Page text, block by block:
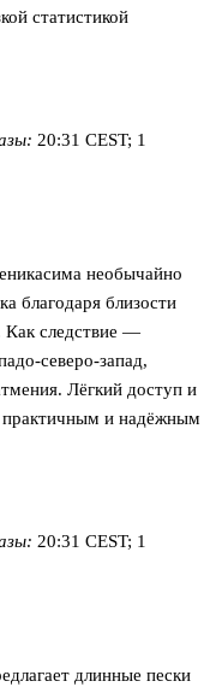
статистикой
20:31 CEST; 1
необычайно
благодаря близости
Как следствие —
северо-запад,
Лёгкий доступ и
практичным и надёжным
20:31 CEST; 1
длинные пески